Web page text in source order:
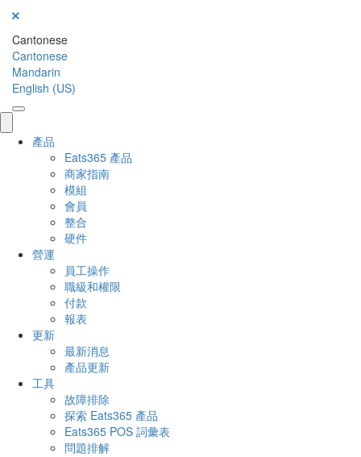
Cantonese
Cantonese
Mandarin
English (US)
產品
Eats365 產品
商家指南
模組
會員
整合
硬件
營運
員工操作
職級和權限
付款
報表
更新
最新消息
產品更新
工具
故障排除
探索 Eats365 產品
Eats365 POS 詞彙表
問題排解